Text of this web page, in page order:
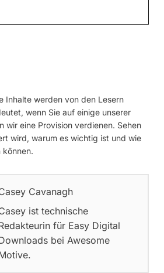
Inhalte werden von den Lesern
wenn Sie auf einige unserer
wir eine Provision verdienen. Sehen
wird, warum es wichtig ist und wie
können.
Cavanagh
ist technische
für Easy Digital
bei Awesome